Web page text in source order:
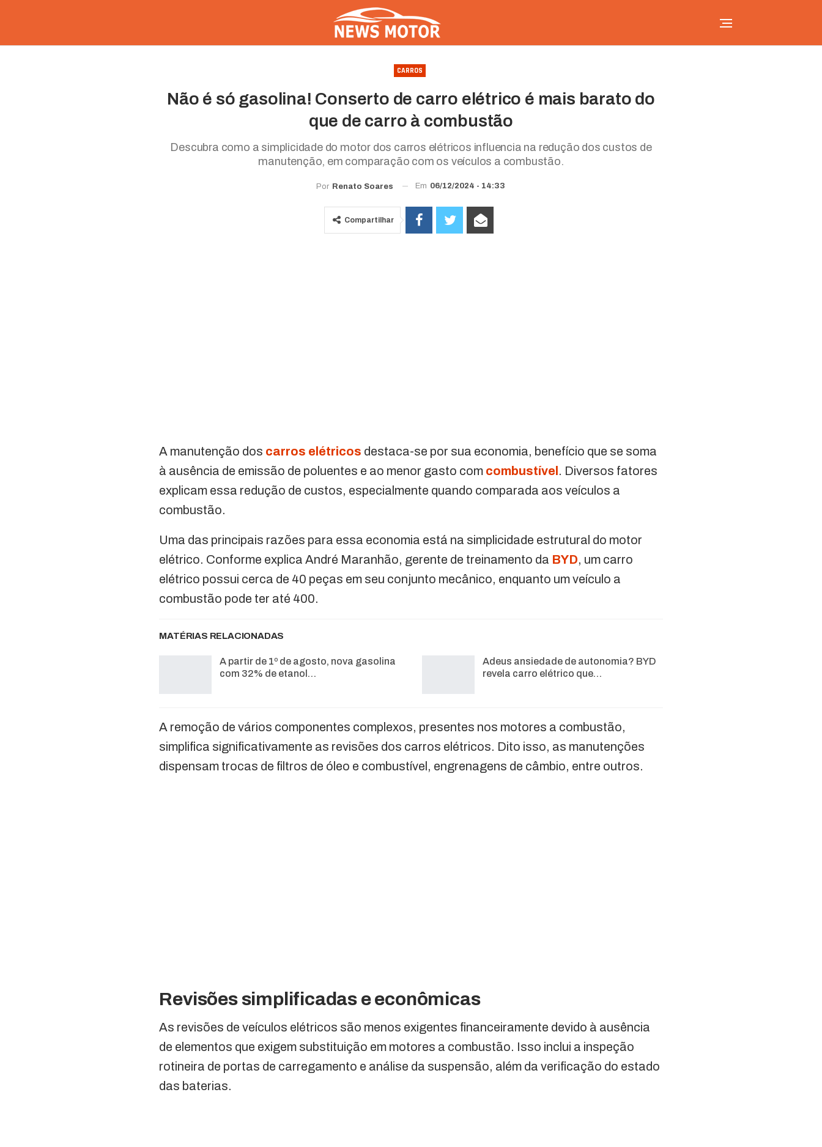
CARROS
Não é só gasolina! Conserto de carro elétrico é mais barato do
que de carro à combustão
Descubra como a simplicidade do motor dos carros elétricos influencia na redução dos custos de
manutenção, em comparação com os veículos a combustão.
Por Renato Soares Em 06/12/2024 - 14:33
Compartilhar
A manutenção dos carros elétricos destaca-se por sua economia, benefício que se soma
à ausência de emissão de poluentes e ao menor gasto com combustível. Diversos fatores
explicam essa redução de custos, especialmente quando comparada aos veículos a
combustão.
Uma das principais razões para essa economia está na simplicidade estrutural do motor
elétrico. Conforme explica André Maranhão, gerente de treinamento da BYD, um carro
elétrico possui cerca de 40 peças em seu conjunto mecânico, enquanto um veículo a
combustão pode ter até 400.
MATÉRIAS RELACIONADAS
A partir de 1º de agosto, nova gasolina
com 32% de etanol…
Adeus ansiedade de autonomia? BYD
revela carro elétrico que…
A remoção de vários componentes complexos, presentes nos motores a combustão,
simplifica significativamente as revisões dos carros elétricos. Dito isso, as manutenções
dispensam trocas de filtros de óleo e combustível, engrenagens de câmbio, entre outros.
Revisões simplificadas e econômicas
As revisões de veículos elétricos são menos exigentes financeiramente devido à ausência
de elementos que exigem substituição em motores a combustão. Isso inclui a inspeção
rotineira de portas de carregamento e análise da suspensão, além da verificação do estado
das baterias.